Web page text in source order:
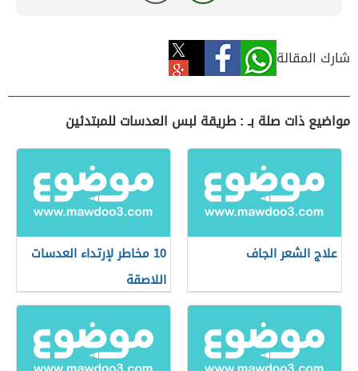
شارك المقالة
مواضيع ذات صلة بـ : طريقة لبس العدسات للمبتدئين
علاج الشعر الجاف
10 مخاطر لإرتداء العدسات
اللاصقة